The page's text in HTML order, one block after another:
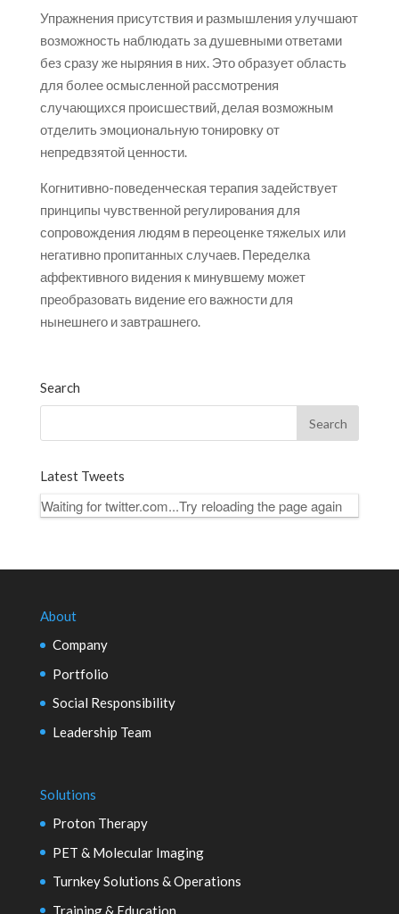
Упражнения присутствия и размышления улучшают
возможность наблюдать за душевными ответами
без сразу же ныряния в них. Это образует область
для более осмысленной рассмотрения
случающихся происшествий, делая возможным
отделить эмоциональную тонировку от
непредвзятой ценности.
Когнитивно-поведенческая терапия задействует
принципы чувственной регулирования для
сопровождения людям в переоценке тяжелых или
негативно пропитанных случаев. Переделка
аффективного видения к минувшему может
преобразовать видение его важности для
нынешнего и завтрашнего.
Search
Latest Tweets
Waiting for twitter.com...Try reloading the page again
About
Company
Portfolio
Social Responsibility
Leadership Team
Solutions
Proton Therapy
PET & Molecular Imaging
Turnkey Solutions & Operations
Training & Education